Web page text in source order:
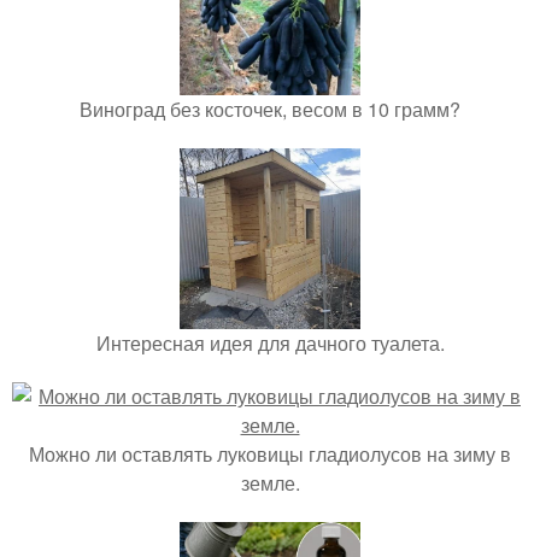
Виноград без косточек, весом в 10 грамм?
Интересная идея для дачного туалета.
Можно ли оставлять луковицы гладиолусов на зиму в
земле.